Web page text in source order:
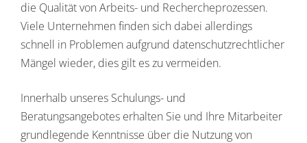
die Qualität von Arbeits- und Rechercheprozessen.
Viele Unternehmen finden sich dabei allerdings
schnell in Problemen aufgrund datenschutzrechtlicher
Mängel wieder, dies gilt es zu vermeiden.
Innerhalb unseres Schulungs- und
Beratungsangebotes erhalten Sie und Ihre Mitarbeiter
grundlegende Kenntnisse über die Nutzung von